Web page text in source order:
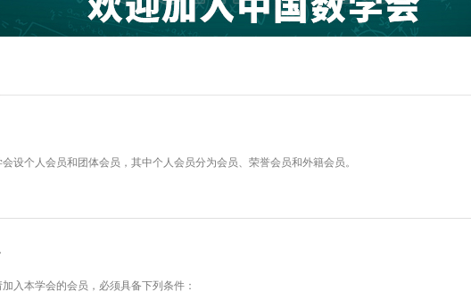
人会员和团体会员，其中个人会员分为会员、荣誉会员和外籍会员。
学会的会员，必须具备下列条件：